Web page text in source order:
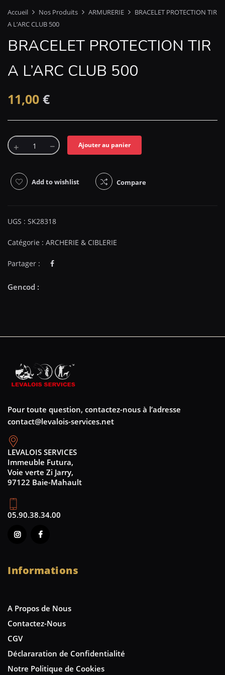
Accueil Nos Produits ARMURERIE
BRACELET PROTECTION TIR
A L’ARC CLUB 500
BRACELET PROTECTION TIR
A L’ARC CLUB 500
11,00 €
Ajouter au panier
Add to wishlist Compare
UGS : SK28318
Catégorie : ARCHERIE & CIBLERIE
Partager :
Pour toute question, contactez-nous à l’adresse
contact@levalois-services.net
LEVALOIS SERVICES
Immeuble Futura,
Voie verte Zi Jarry,
97122 Baie-Mahault
05.90.38.34.00
Informations
A Propos de Nous
Contactez-Nous
CGV
Déclararation de Confidentialité
Notre Politique de Cookies